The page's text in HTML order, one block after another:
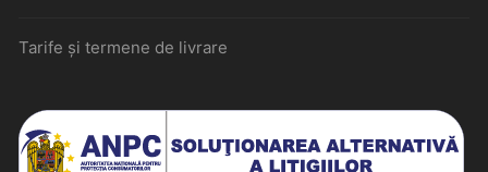
Tarife și termene de livrare